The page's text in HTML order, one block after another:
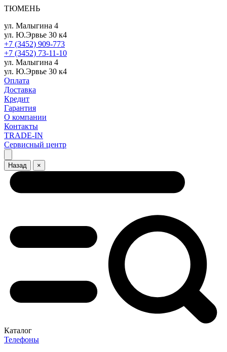
ТЮМЕНЬ
ул. Малыгина 4
ул. Ю.Эрвье 30 к4
+7 (3452) 909-773
+7 (3452) 73-11-10
ул. Малыгина 4
ул. Ю.Эрвье 30 к4
Оплата
Доставка
Кредит
Гарантия
О компании
Контакты
TRADE-IN
Сервисный центр
Назад ×
Каталог
Телефоны